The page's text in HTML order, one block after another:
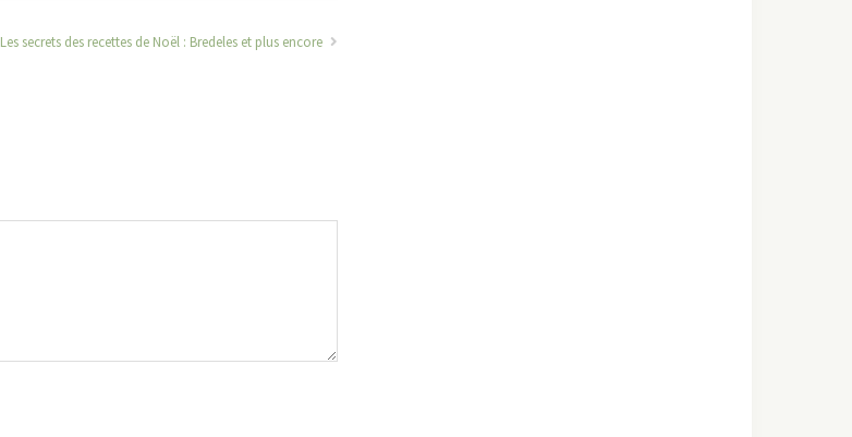
Les secrets des recettes de Noël : Bredeles et plus encore